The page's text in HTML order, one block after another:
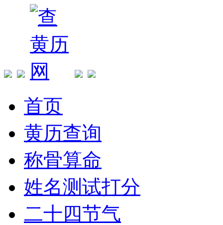
首页
黄历查询
称骨算命
姓名测试打分
二十四节气